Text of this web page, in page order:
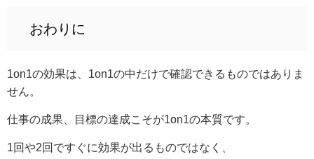
おわりに
1on1の効果は、1on1の中だけで確認できるものではありま
せん。
仕事の成果、目標の達成こそが1on1の本質です。
1回や2回ですぐに効果が出るものではなく、